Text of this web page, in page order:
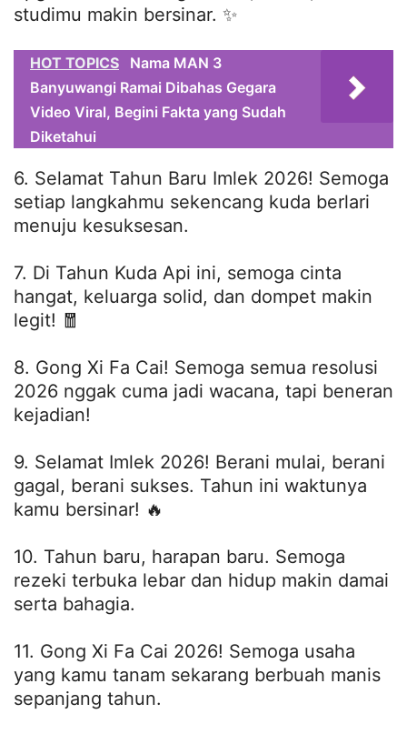
studimu makin bersinar. ✨
HOT TOPICS
Nama MAN 3
Banyuwangi Ramai Dibahas Gegara
Video Viral, Begini Fakta yang Sudah
Diketahui
6. Selamat Tahun Baru Imlek 2026! Semoga
setiap langkahmu sekencang kuda berlari
menuju kesuksesan.
7. Di Tahun Kuda Api ini, semoga cinta
hangat, keluarga solid, dan dompet makin
legit! 🧧
8. Gong Xi Fa Cai! Semoga semua resolusi
2026 nggak cuma jadi wacana, tapi beneran
kejadian!
9. Selamat Imlek 2026! Berani mulai, berani
gagal, berani sukses. Tahun ini waktunya
kamu bersinar! 🔥
10. Tahun baru, harapan baru. Semoga
rezeki terbuka lebar dan hidup makin damai
serta bahagia.
11. Gong Xi Fa Cai 2026! Semoga usaha
yang kamu tanam sekarang berbuah manis
sepanjang tahun.